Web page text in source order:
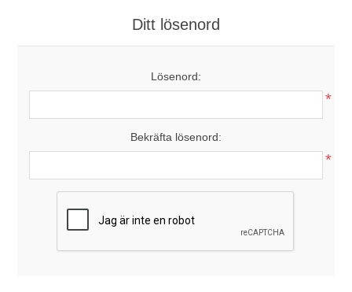
Ditt lösenord
Lösenord:
*
Bekräfta lösenord:
*